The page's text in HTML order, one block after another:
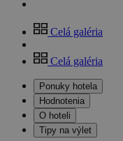
Celá galéria
Celá galéria
Ponuky hotela
Hodnotenia
O hoteli
Tipy na výlet